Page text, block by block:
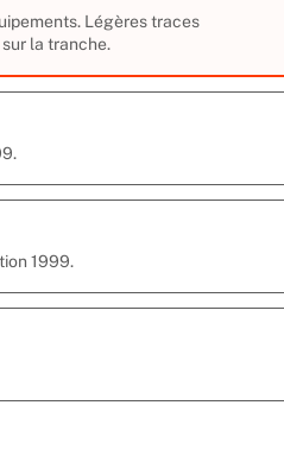
Légères traces
la tranche.
1999.